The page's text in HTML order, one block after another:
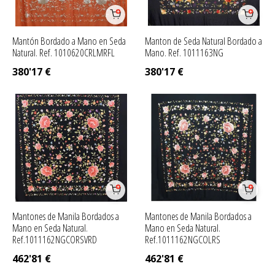
Mantón Bordado a Mano en Seda
Natural. Ref. 1010620CRLMRFL
380'17 €
Manton de Seda Natural Bordado a
Mano. Ref. 1011163NG
380'17 €
Mantones de Manila Bordados a
Mano en Seda Natural.
Ref.1011162NGCORSVRD
462'81 €
Mantones de Manila Bordados a
Mano en Seda Natural.
Ref.1011162NGCOLRS
462'81 €